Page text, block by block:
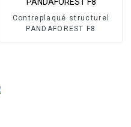
Contreplaqué structurel
PANDAFOREST F8